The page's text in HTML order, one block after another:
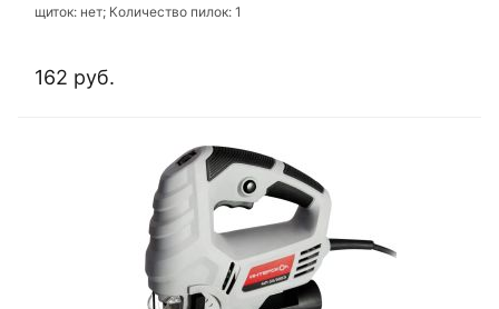
щиток: нет; Количество пилок: 1
162 руб.